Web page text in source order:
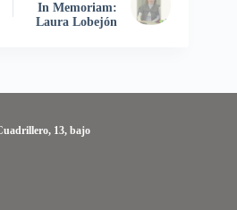
In Memoriam:
Laura Lobejón
13, bajo